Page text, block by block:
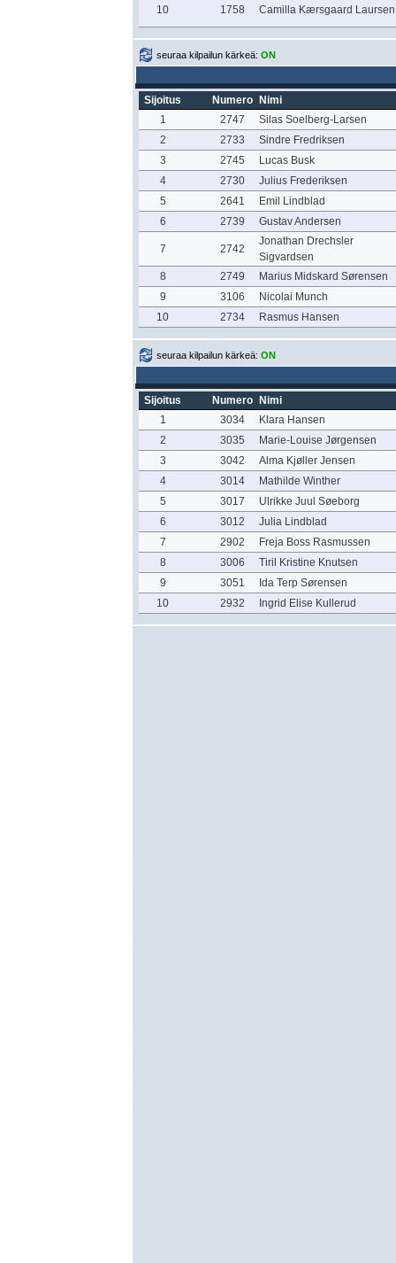
10 1758 Camilla Kærsgaard Laursen
seuraa kilpailun kärkeä: ON
Sijoitus Numero
Nimi
1
2747
Silas Soelberg-Larsen
2
2733
Sindre Fredriksen
3
2745
Lucas Busk
4
2730
Julius Frederiksen
5
2641
Emil Lindblad
6
2739 Gustav Andersen
7 2742
Jonathan Drechsler
Sigvardsen
8
2749
Marius Midskard Sørensen
9
3106
Nicolai Munch
10
2734 Rasmus Hansen
seuraa kilpailun kärkeä: ON
Sijoitus Numero
Nimi
1
3034
Klara Hansen
2
3035
Marie-Louise Jørgensen
3
3042
Alma Kjøller Jensen
4
3014
Mathilde Winther
5
3017
Ulrikke Juul Søeborg
6
3012
Julia Lindblad
7
2902
Freja Boss Rasmussen
8
3006
Tiril Kristine Knutsen
9
3051
Ida Terp Sørensen
10
2932 Ingrid Elise Kullerud